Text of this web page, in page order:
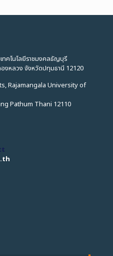
คโนโลยีราชมงคลธัญบุรี
งหลวง จังหวัดปทุมธานี 12120
Rajamangala University of
Pathum Thani 12110